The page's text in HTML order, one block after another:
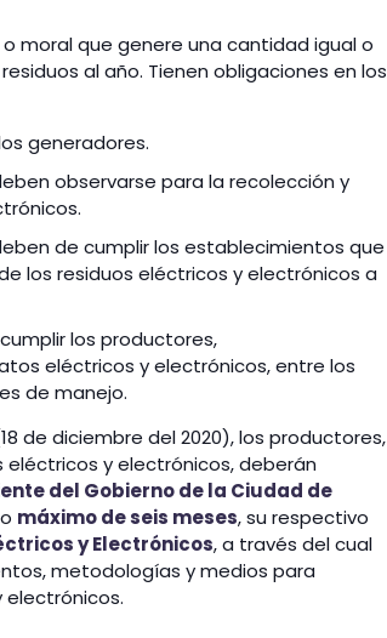
moral que genere una cantidad igual o
al año. Tienen obligaciones en los
generadores.
observarse para la recolección y
de cumplir los establecimientos que
los residuos eléctricos y electrónicos a
los productores,
eléctricos y electrónicos, entre los
de manejo.
de diciembre del 2020), los productores,
y electrónicos, deberán
del Gobierno de la Ciudad de
máximo de seis meses, su respectivo
y Electrónicos, a través del cual
metodologías y medios para